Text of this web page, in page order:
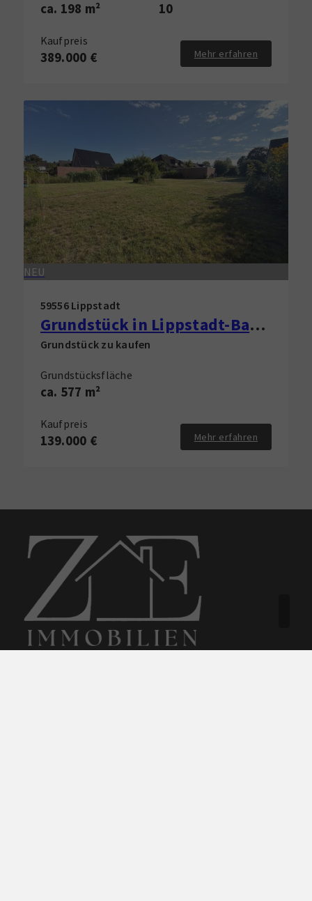
ca. 198 m² 10
Kaufpreis
389.000 € Mehr erfahren
NEU
59556 Lippstadt
Grundstück in Lippstadt-Bad Waldliesborn zu verkaufen!
Grundstück zu kaufen
Grundstücksfläche
ca. 577 m²
Kaufpreis
139.000 € Mehr erfahren
ZuhausE Immo GmbH